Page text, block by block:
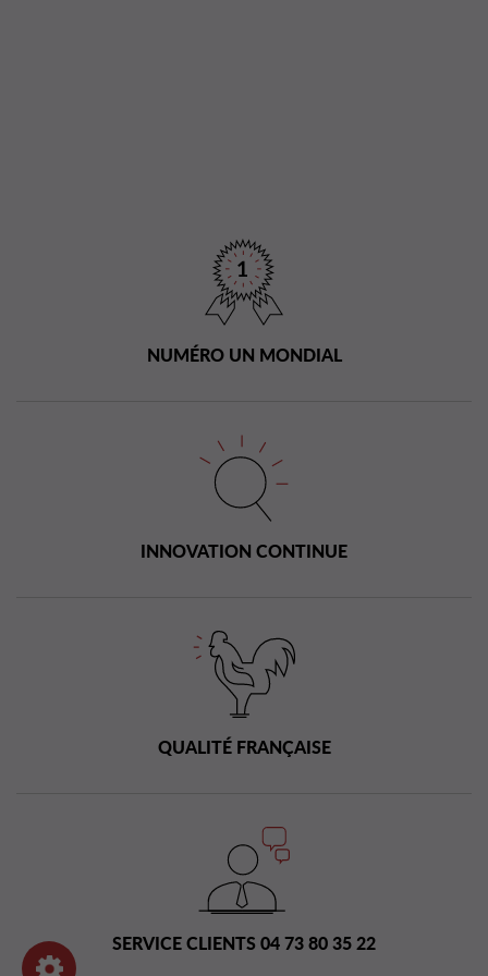
NUMÉRO UN MONDIAL
INNOVATION CONTINUE
QUALITÉ FRANÇAISE
SERVICE CLIENTS 04 73 80 35 22